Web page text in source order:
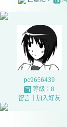
pc9656439
等級：8
留言｜ 加入好友